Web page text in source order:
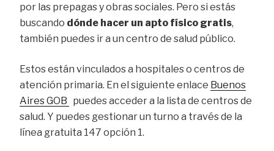
por las prepagas y obras sociales. Pero si estás
buscando dónde hacer un apto físico gratis,
también puedes ir a un centro de salud público.
Estos están vinculados a hospitales o centros de
atención primaria. En el siguiente enlace Buenos
Aires GOB puedes acceder a la lista de centros de
salud. Y puedes gestionar un turno a través de la
línea gratuita 147 opción 1.